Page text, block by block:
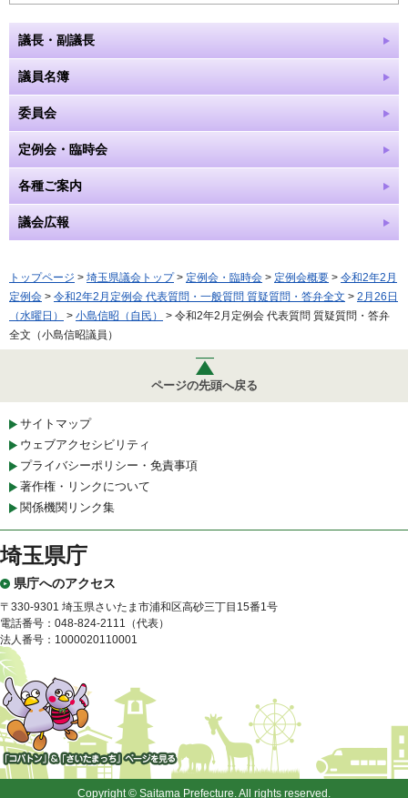
議長・副議長
議員名簿
委員会
定例会・臨時会
各種ご案内
議会広報
トップページ > 埼玉県議会トップ> 定例会・臨時会 > 定例会概要 > 令和2年2月
定例会 > 令和2年2月定例会 代表質問・一般質問 質疑質問・答弁全文 > 2月26日
（水曜日）
> 小島信昭（自民）
> 令和2年2月定例会 代表質問 質疑質問・答弁
全文（小島信昭議員）
ページの先頭へ戻る
サイトマップ
ウェブアクセシビリティ
プライバシーポリシー・免責事項
著作権・リンクについて
関係機関リンク集
埼玉県庁
県庁へのアクセス
〒330-9301 埼玉県さいたま市浦和区高砂三丁目15番1号
電話番号：048-824-2111（代表）
法人番号：1000020110001
「コバトン」&「さいたまっ
Copyright © Saitama Prefecture. All rights reserved.